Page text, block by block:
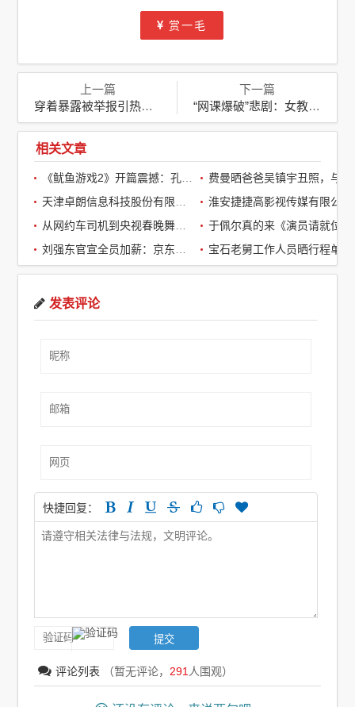
赏一毛
上一篇
穿着暴露被举报引热议：杭州一超市老板娘发声维护穿衣自由
下一篇
“网课爆破”悲剧：女教师不幸猝死，两名涉案者终被拘
相关文章
淮安捷捷高影视传媒有限公司
发表评论
快捷回复：
评论列表 （暂无评论， 291 人围观）